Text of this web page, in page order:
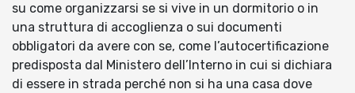
su come organizzarsi se si vive in un dormitorio o in
una struttura di accoglienza o sui documenti
obbligatori da avere con se, come l’autocertificazione
predisposta dal Ministero dell’Interno in cui si dichiara
di essere in strada perché non si ha una casa dove